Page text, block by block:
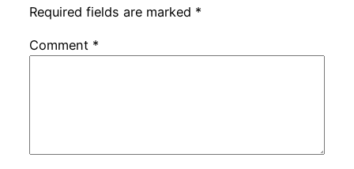
Required fields are marked *
Comment *